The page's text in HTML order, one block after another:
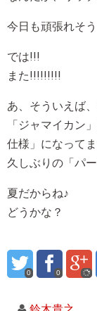
今日も頑張れそ
では!!!
また!!!!!!!!!
あ、そういえば
「ジャマイカン
仕様」になってま
久しぶりの「パ
夏だからね♪
どうかな？
0 0